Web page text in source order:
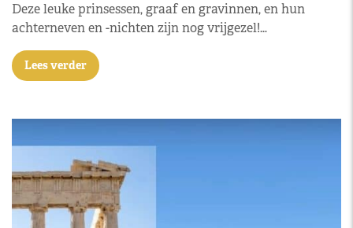
Deze leuke prinsessen, graaf en gravinnen, en hun
achterneven en -nichten zijn nog vrijgezel!…
Lees verder